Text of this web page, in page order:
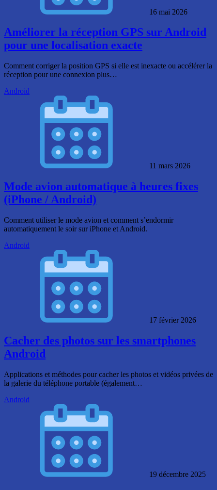
16 mai 2026
Améliorer la réception GPS sur Android
pour une localisation exacte
Comment corriger la position GPS si elle est inexacte ou accélérer la
réception pour une connexion plus…
Android
11 mars 2026
Mode avion automatique à heures fixes
(iPhone / Android)
Comment utiliser le mode avion et comment s’endormir
automatiquement le soir sur iPhone et Android.
Android
17 février 2026
Cacher des photos sur les smartphones
Android
Applications et méthodes pour cacher les photos et vidéos privées de
la galerie du téléphone portable (également…
Android
19 décembre 2025